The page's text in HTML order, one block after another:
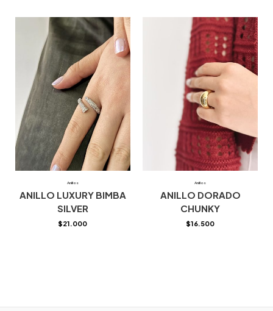
Anillos
ANILLO LUXURY BIMBA
SILVER
$21.000
Anillos
ANILLO DORADO
CHUNKY
$16.500